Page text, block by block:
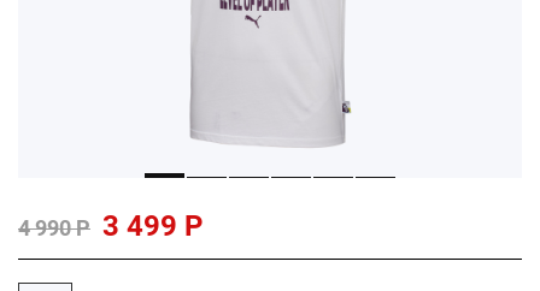
4 990 Р 3 499 Р